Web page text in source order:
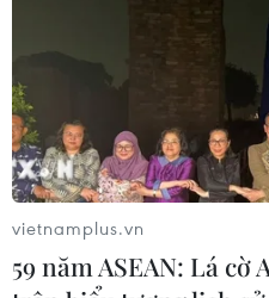
vietnamplus.vn
59 năm ASEAN: Lá cờ